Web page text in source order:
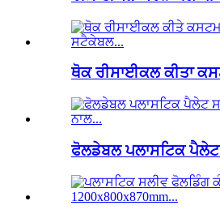
ਥੋਕ ਰੀਸਾਈਕਲ ਕੀਤਾ
ਫੋਲਡੇਬਲ ਪਲਾਸਟਿਕ